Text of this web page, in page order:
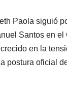
Paola siguió
Santos en
en la
postura oficial